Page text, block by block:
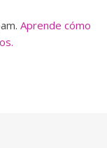
Aprende cómo